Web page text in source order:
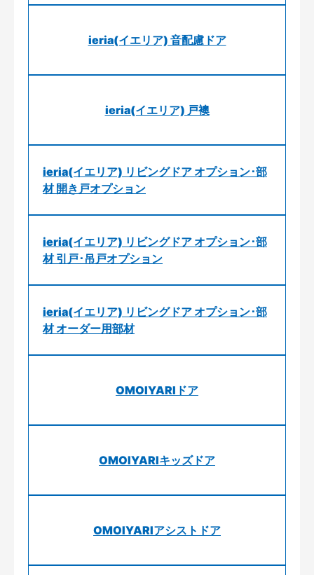
ieria(イエリア) 音配慮ドア
ieria(イエリア) 戸襖
ieria(イエリア) リビングドア オプション･部
材 開き戸オプション
ieria(イエリア) リビングドア オプション･部
材 引戸･吊戸オプション
ieria(イエリア) リビングドア オプション･部
材 オーダー用部材
OMOIYARIドア
OMOIYARIキッズドア
OMOIYARIアシストドア